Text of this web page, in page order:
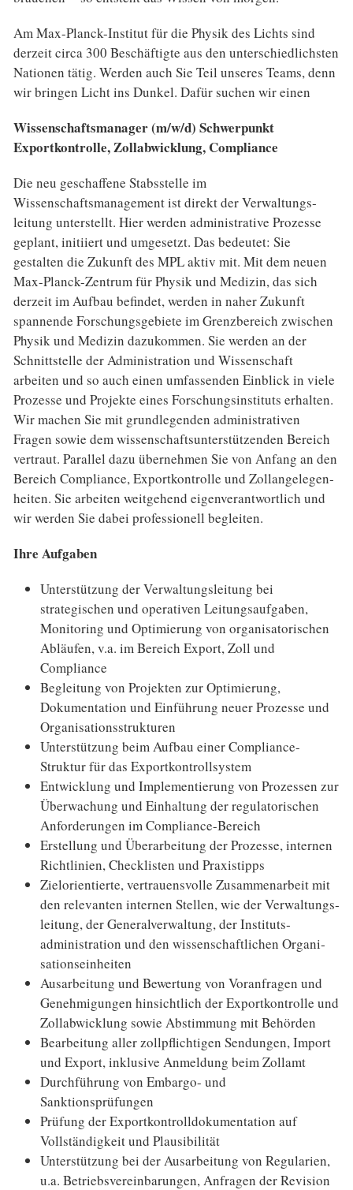
Am Max-Planck-Institut für die Physik des Lichts sind
derzeit circa 300 Beschäftigte aus den unter­schied­lichsten
Nationen tätig. Werden auch Sie Teil unseres Teams, denn
wir bringen Licht ins Dunkel. Dafür suchen wir einen
Wissenschaftsmanager (m/w/d) Schwerpunkt
Exportkontrolle, Zollabwicklung, Compliance
Die neu geschaffene Stabsstelle im
Wissenschaftsmanagement ist direkt der Verwaltungs­
leitung unterstellt. Hier werden administrative Prozesse
geplant, initiiert und umgesetzt. Das bedeutet: Sie
gestalten die Zukunft des MPL aktiv mit. Mit dem neuen
Max-Planck-Zentrum für Physik und Medizin, das sich
derzeit im Aufbau befindet, werden in naher Zukunft
spannende For­schungs­gebiete im Grenz­bereich zwischen
Physik und Medizin dazukommen. Sie werden an der
Schnitt­stelle der Adminis­tration und Wissen­schaft
arbeiten und so auch einen umfassenden Einblick in viele
Prozesse und Projekte eines Forschungs­instituts erhalten.
Wir machen Sie mit grundlegenden administrativen
Fragen sowie dem wissen­schafts­unter­stützenden Bereich
vertraut. Parallel dazu übernehmen Sie von Anfang an den
Bereich Compliance, Export­kontrolle und Zoll­angelegen­
heiten. Sie arbeiten weit­gehend eigen­verant­wortlich und
wir werden Sie dabei professionell begleiten.
Ihre Aufgaben
Unterstützung der Verwaltungsleitung bei
strategischen und operativen Leitungsaufgaben,
Monitoring und Optimierung von organisatorischen
Abläufen, v.a. im Bereich Export, Zoll und
Compliance
Begleitung von Projekten zur Optimierung,
Dokumentation und Ein­führung neuer Prozesse und
Organisationsstrukturen
Unterstützung beim Aufbau einer Compliance-
Struktur für das Export­kontrollsystem
Entwicklung und Implementierung von Prozessen zur
Überwachung und Einhaltung der regu­latorischen
Anfor­derungen im Compliance-Bereich
Erstellung und Überarbeitung der Prozesse, internen
Richtlinien, Checklisten und Praxistipps
Zielorientierte, vertrauensvolle Zusammen­arbeit mit
den relevanten internen Stellen, wie der Ver­waltungs­
leitung, der Generalverwaltung, der Instituts­
administration und den wissenschaftlichen Organi­
sations­einheiten
Ausarbeitung und Bewertung von Voranfragen und
Genehmi­gungen hinsichtlich der Export­kontrolle und
Zoll­abwicklung sowie Abstimmung mit Behörden
Bearbeitung aller zollpflichtigen Sendungen, Import
und Export, inklusive Anmeldung beim Zollamt
Durchführung von Embargo- und
Sanktionsprüfungen
Prüfung der Exportkontroll­dokumentation auf
Vollständigkeit und Plausi­bilität
Unterstützung bei der Ausarbeitung von Regularien,
u.a. Betriebs­vereinbarungen, Anfragen der Revision